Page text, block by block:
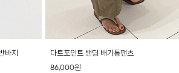
바지
다트포인트 밴딩 배기통팬츠
86,000원